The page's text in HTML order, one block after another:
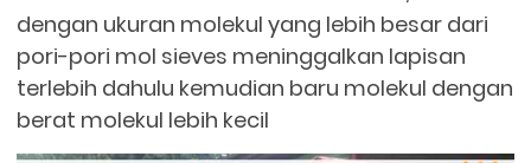
dengan ukuran molekul yang lebih besar dari
pori-pori mol sieves meninggalkan lapisan
terlebih dahulu kemudian baru molekul dengan
berat molekul lebih kecil